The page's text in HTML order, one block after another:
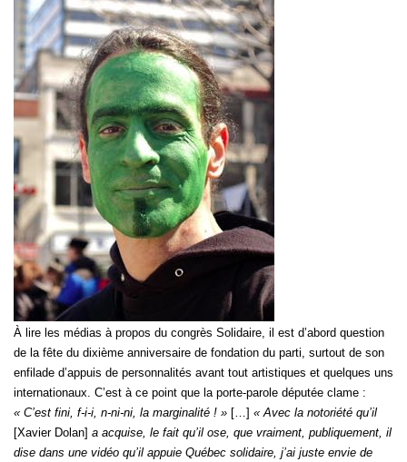
À lire les médias à propos du congrès Solidaire, il est d’abord question
de la fête du dixième anniversaire de fondation du parti, surtout de son
enfilade d’appuis de personnalités avant tout artistiques et quelques uns
internationaux. C’est à ce point que la porte-parole députée clame :
« C’est fini, f-i-i, n-ni-ni, la marginalité ! » […] « Avec la notoriété qu’il
[Xavier Dolan] a acquise, le fait qu’il ose, que vraiment, publiquement, il
dise dans une vidéo qu’il appuie Québec solidaire, j’ai juste envie de